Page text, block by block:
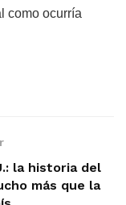
como ocurría
la historia del
más que la